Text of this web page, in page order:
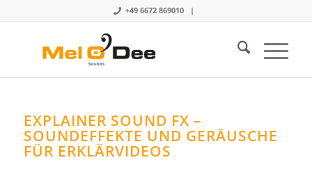
+49 6672 869010 |
EXPLAINER SOUND FX –
SOUNDEFFEKTE UND GERÄUSCHE
FÜR ERKLÄRVIDEOS